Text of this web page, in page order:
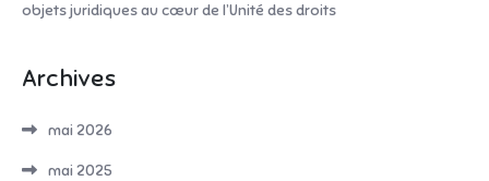
objets juridiques au cœur de l’Unité des droits
Archives
mai 2026
mai 2025